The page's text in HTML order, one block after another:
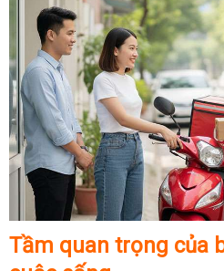
Tầm quan trọng của